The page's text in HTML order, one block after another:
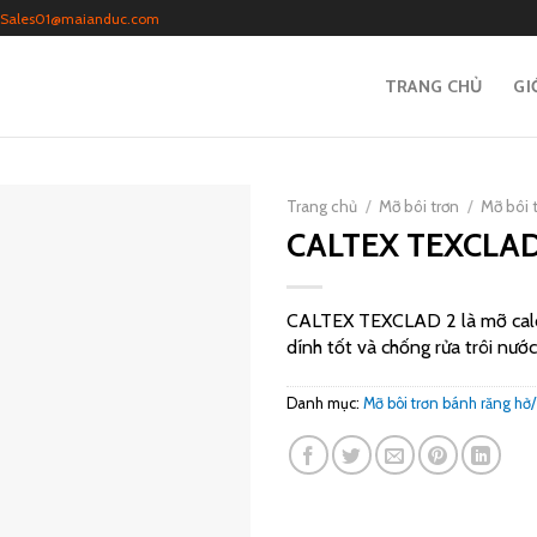
Sales01@maianduc.com
TRANG CHỦ
Trang chủ / Mỡ bôi trơn / Mỡ bôi
CALTEX
CALTEX TEXCLAD 2 là mỡ
dính tốt và chống rửa trôi
Danh mục: Mỡ bôi trơn bánh răng